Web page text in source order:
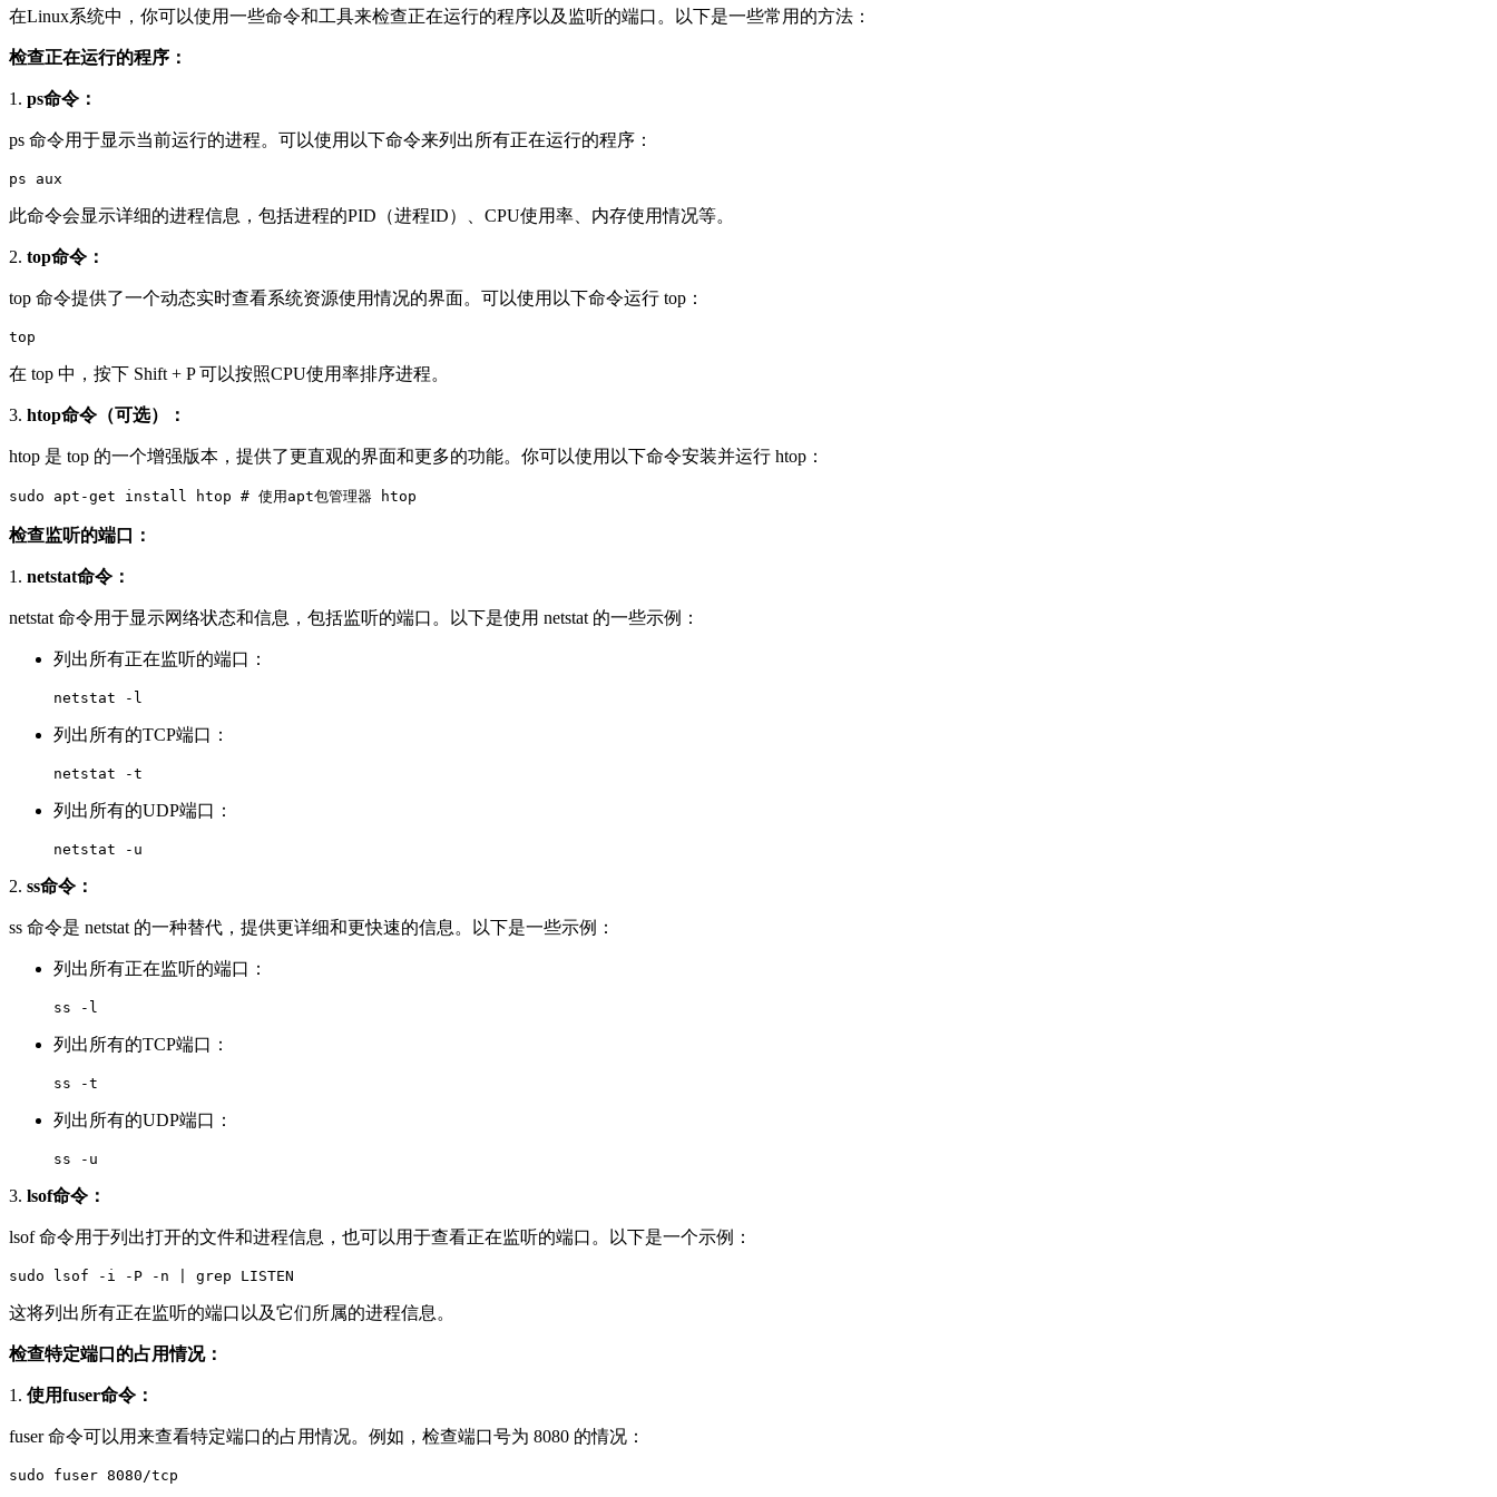
在Linux系统中，你可以使用一些命令和工具来检查正在运行的程序以及监听的端口。以下是一些常用的方法：
检查正在运行的程序：
1. ps命令：
ps 命令用于显示当前运行的进程。可以使用以下命令来列出所有正在运行的程序：
ps aux
此命令会显示详细的进程信息，包括进程的PID（进程ID）、CPU使用率、内存使用情况等。
2. top命令：
top 命令提供了一个动态实时查看系统资源使用情况的界面。可以使用以下命令运行 top：
top
在 top 中，按下 Shift + P 可以按照CPU使用率排序进程。
3. htop命令（可选）：
htop 是 top 的一个增强版本，提供了更直观的界面和更多的功能。你可以使用以下命令安装并运行 htop：
sudo apt-get install htop # 使用apt包管理器 htop
检查监听的端口：
1. netstat命令：
netstat 命令用于显示网络状态和信息，包括监听的端口。以下是使用 netstat 的一些示例：
列出所有正在监听的端口：
netstat -l
列出所有的TCP端口：
netstat -t
列出所有的UDP端口：
netstat -u
2. ss命令：
ss 命令是 netstat 的一种替代，提供更详细和更快速的信息。以下是一些示例：
列出所有正在监听的端口：
ss -l
列出所有的TCP端口：
ss -t
列出所有的UDP端口：
ss -u
3. lsof命令：
lsof 命令用于列出打开的文件和进程信息，也可以用于查看正在监听的端口。以下是一个示例：
sudo lsof -i -P -n | grep LISTEN
这将列出所有正在监听的端口以及它们所属的进程信息。
检查特定端口的占用情况：
1. 使用fuser命令：
fuser 命令可以用来查看特定端口的占用情况。例如，检查端口号为 8080 的情况：
sudo fuser 8080/tcp